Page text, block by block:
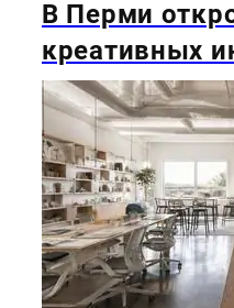
В Перми
креативных